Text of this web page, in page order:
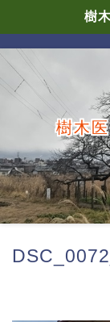
樹
樹木